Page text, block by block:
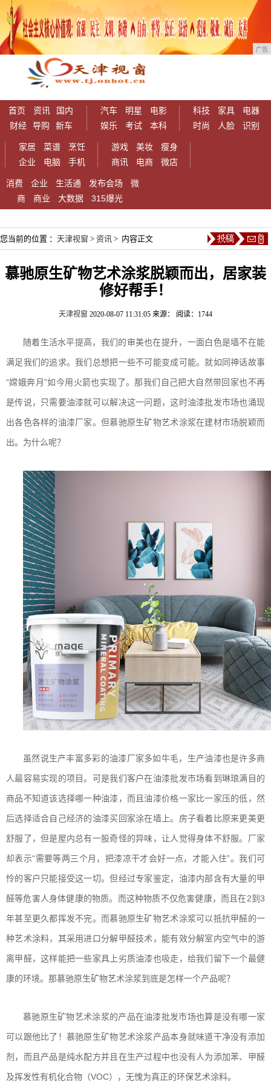
广告
首页 资讯
国内
财经
导购 新车
汽车 明星
电影
娱乐
考试 本科
科技 家具
电器
时尚
人脸 识别
家居 菜谱
烹饪
企业
电脑 手机
游戏 美妆
瘦身
商讯
电商 微店
消费 企业 生活通 发布会场
微
商
商业 大数据 315爆光
您当前的位置 ： 天津视窗 > 资讯 > 内容正文
慕驰原生矿物艺术涂浆脱颖而出，居家装
修好帮手！
天津视窗 2020-08-07 11:31:05 来源： 阅读：1744
随着生活水平提高，我们的审美也在提升，一面白色是墙不在能
满足我们的追求。我们总想把一些不可能变成可能。就如同神话故事
“嫦娥奔月”如今用火箭也实现了。那我们自己把大自然带回家也不再
是传说，只需要油漆就可以解决这一问题，这时油漆批发市场也涌现
出各色各样的油漆厂家。但慕驰原生矿物艺术涂浆在建材市场脱颖而
出。为什么呢？
虽然说生产丰富多彩的油漆厂家多如牛毛，生产油漆也是许多商
人最容易实现的项目。可是我们客户在油漆批发市场看到琳琅满目的
商品不知道该选择哪一种油漆，而且油漆价格一家比一家压的低，然
后选择适合自己经济的油漆买回家涂在墙上。房子看着比原来更美更
舒服了，但是屋内总有一股奇怪的异味，让人觉得身体不舒服。厂家
却表示“需要等两三个月，把漆凉干才会好一点，才能入住”。我们可
怜的客户只能接受这一切。但经过专家鉴定，油漆内部含有大量的甲
醛等危害人身体健康的物质。而这种物质不仅危害健康，而且在2到3
年甚至更久都挥发不完。而慕驰原生矿物艺术涂浆可以抵抗甲醛的一
种艺术涂料，其采用进口分解甲醛技术，能有效分解室内空气中的游
离甲醛，这样能把一些家具上劣质油漆也吸走，给我们留下一个最健
康的环境。那慕驰原生矿物艺术涂浆到底是怎样一个产品呢？
慕驰原生矿物艺术涂浆的产品在油漆批发市场也算是没有哪一家
可以跟他比了！ 慕驰原生矿物艺术涂浆产品本身就味道干净没有添加
剂，而且产品是纯水配方并且在生产过程中也没有人为添加苯、甲醛
及挥发性有机化合物（VOC），无愧为真正的环保艺术涂料。